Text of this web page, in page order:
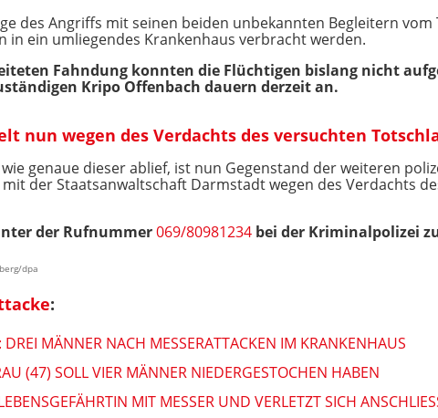
des Angriffs mit seinen beiden unbekannten Begleitern
in ein umliegendes Krankenhaus verbracht werden.
Fahndung konnten die Flüchtigen bislang nicht
Kripo Offenbach dauern derzeit an.
nun wegen des Verdachts des versuchten
genaue dieser ablief, ist nun Gegenstand der weiteren
der Staatsanwaltschaft Darmstadt wegen des Verdachts
der Rufnummer069/80981234 bei der Kriminalpolizei
dpa
:
MÄNNER NACH MESSERATTACKEN IM KRANKENHAUS
(47) SOLL VIER MÄNNER NIEDERGESTOCHEN HABEN
MIT MESSER UND VERLETZT SICH